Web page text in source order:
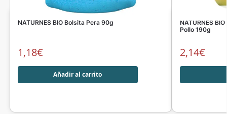
NATURNES BIO Bolsita Pera 90g
1,18€
Añadir al carrito
NATURNES
Pollo 190g
2,14€